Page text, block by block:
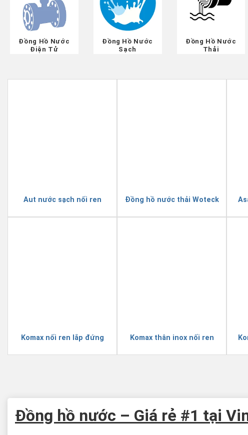
Đồng Hồ Nước
Điện Tử
Đồng Hồ Nước
Sạch
Đồng Hồ Nước
Thải
Aut nước sạch nối ren Đồng hồ nước thải Woteck
Komax nối ren lắp đứng Komax thân inox nối ren
Đồng hồ nước – Giá rẻ #1 tại